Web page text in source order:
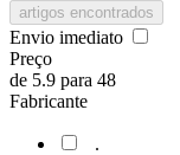
artigos encontrados
Envio imediato
Preço
de 5.9 para 48
Fabricante
.